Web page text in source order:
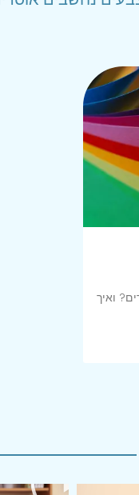
ואיך